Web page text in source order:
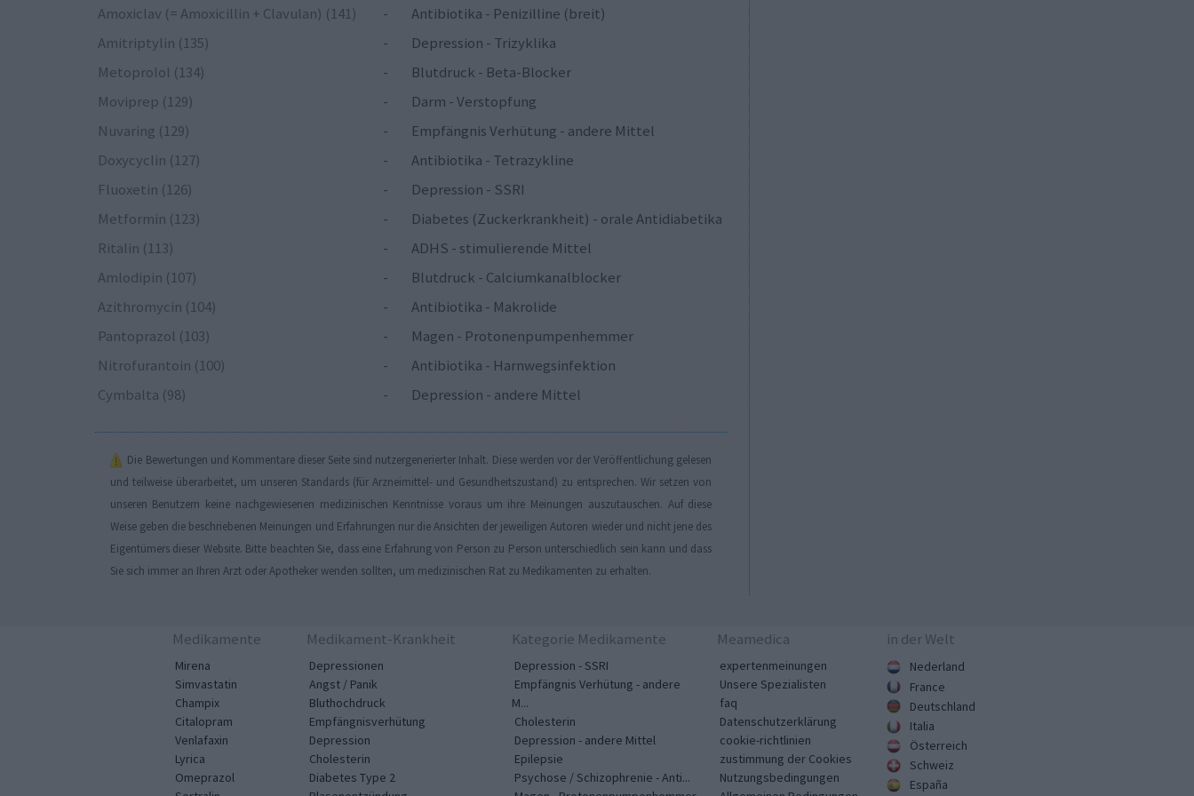
Amoxiclav (= Amoxicillin + Clavulan) (141)
-
Antibiotika - Penizilline (breit)
Amitriptylin (135)
-
Depression - Trizyklika
Metoprolol (134)
-
Blutdruck - Beta-Blocker
Moviprep (129)
-
Darm - Verstopfung
Nuvaring (129)
-
Empfängnis Verhütung - andere Mittel
Doxycyclin (127)
-
Antibiotika - Tetrazykline
Fluoxetin (126)
-
Depression - SSRI
Metformin (123)
-
Diabetes (Zuckerkrankheit) - orale Antidiabetika
Ritalin (113)
-
ADHS - stimulierende Mittel
Amlodipin (107)
-
Blutdruck - Calciumkanalblocker
Azithromycin (104)
-
Antibiotika - Makrolide
Pantoprazol (103)
-
Magen - Protonenpumpenhemmer
Nitrofurantoin (100)
-
Antibiotika - Harnwegsinfektion
Cymbalta (98)
- Depression - andere Mittel
Die Bewertungen und Kommentare dieser Seite sind nutzergenerierter Inhalt. Diese werden vor der Veröffentlichung gelesen
und teilweise überarbeitet, um unseren Standards (für Arzneimittel- und Gesundheitszustand) zu entsprechen. Wir setzen von
unseren Benutzern keine nachgewiesenen medizinischen Kenntnisse voraus um ihre Meinungen auszutauschen. Auf diese
Weise geben die beschriebenen Meinungen und Erfahrungen nur die Ansichten der jeweiligen Autoren wieder und nicht jene des
Eigentümers dieser Website. Bitte beachten Sie, dass eine Erfahrung von Person zu Person unterschiedlich sein kann und dass
Sie sich immer an Ihren Arzt oder Apotheker wenden sollten, um medizinischen Rat zu Medikamenten zu erhalten.
Medikamente
Mirena
Simvastatin
Champix
Citalopram
Venlafaxin
Lyrica
Omeprazol
Medikament-Krankheit
Depressionen
Angst / Panik
Bluthochdruck
Empfängnisverhütung
Depression
Cholesterin
Diabetes Type 2
Kategorie Medikamente
Depression - SSRI
Empfängnis Verhütung - andere
M...
Cholesterin
Depression - andere Mittel
Epilepsie
Psychose / Schizophrenie - Anti...
Meamedica
expertenmeinungen
Unsere Spezialisten
faq
Datenschutzerklärung
cookie-richtlinien
zustimmung der Cookies
Nutzungsbedingungen
in der Welt
Nederland
France
Deutschland
Italia
Österreich
Schweiz
España